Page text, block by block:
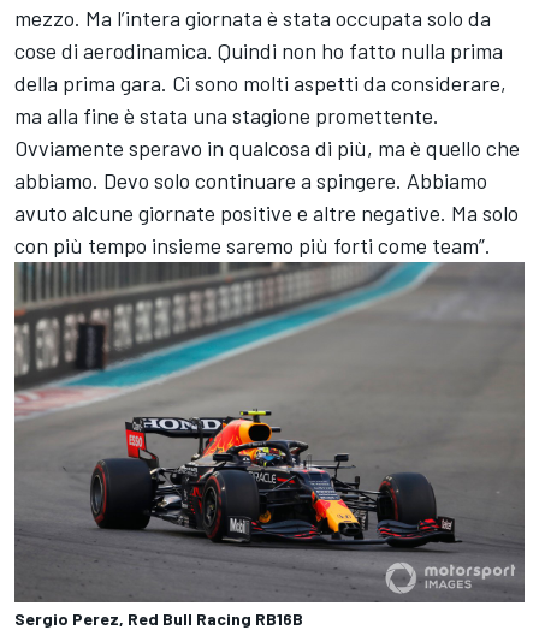
mezzo. Ma l’intera giornata è stata occupata solo da
cose di aerodinamica. Quindi non ho fatto nulla prima
della prima gara. Ci sono molti aspetti da considerare,
ma alla fine è stata una stagione promettente.
Ovviamente speravo in qualcosa di più, ma è quello che
abbiamo. Devo solo continuare a spingere. Abbiamo
avuto alcune giornate positive e altre negative. Ma solo
con più tempo insieme saremo più forti come team”.
Sergio Perez, Red Bull Racing RB16B